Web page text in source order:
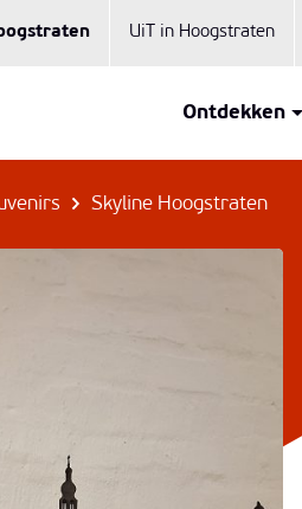
UiT in Hoogstraten
Ontdekken
Skyline Hoogstraten